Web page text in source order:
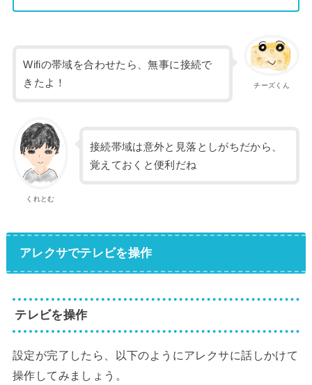
チーズくん
Wifiの帯域を合わせたら、無事に接続で
きたよ！
くれとむ
接続帯域は意外と見落としがちだから、
覚えておくと便利だね
アレクサでテレビを操作
テレビを操作
設定が完了したら、以下のようにアレクサに話しかけて
操作してみましょう。